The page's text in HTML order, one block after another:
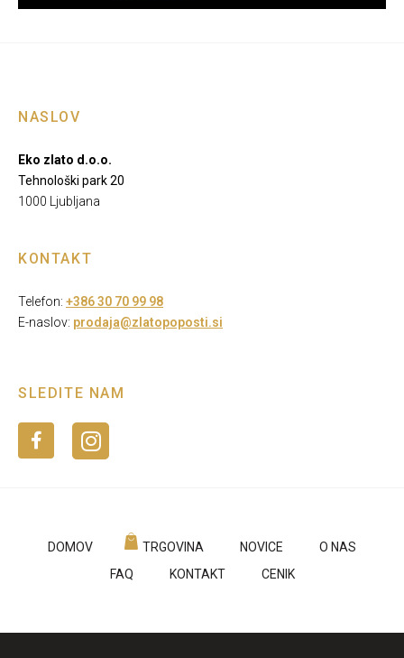
NASLOV
Eko zlato d.o.o.
Tehnološki park 20
1000 Ljubljana
KONTAKT
Telefon: +386 30 70 99 98
E-naslov: prodaja@zlatopoposti.si
SLEDITE NAM
DOMOV TRGOVINA NOVICE
O NAS
FAQ
KONTAKT CENIK